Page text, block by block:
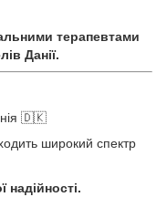
терапевтами
Данії.
🇩🇰
широкий спектр